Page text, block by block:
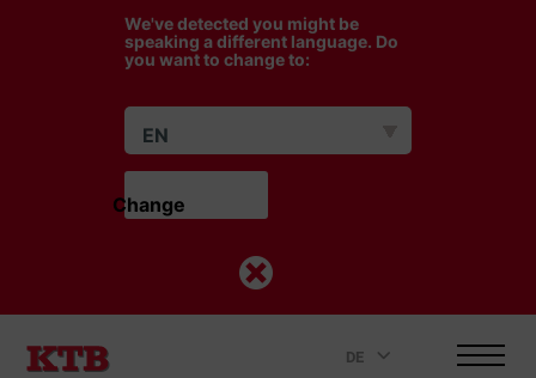
We've detected you might be
speaking a different language. Do
you want to change to:
EN
Change
DE .